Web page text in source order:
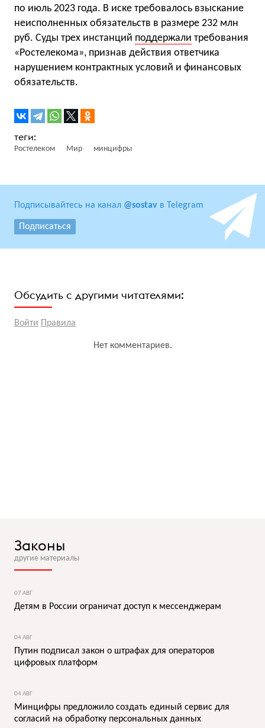
по июль 2023 года. В иске требовалось взыскание
неисполненных обязательств в размере 232 млн
руб. Суды трех инстанций поддержали требования
«Ростелекома», признав действия ответчика
нарушением контрактных условий и финансовых
обязательств.
Ростелеком Мир минцифры
Подписывайтесь на канал @sostav в Telegram
Подписаться
Обсудить с другими читателями:
Войти Правила
Нет комментариев.
Законы
другие материалы
07 АВГ
Детям в России ограничат доступ к мессенджерам
04 АВГ
Путин подписал закон о штрафах для операторов
цифровых платформ
04 АВГ
Минцифры предложило создать единый сервис для
согласий на обработку персональных данных